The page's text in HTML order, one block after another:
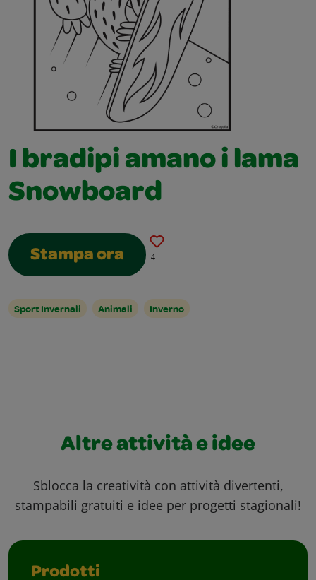
I bradipi amano i lama
Snowboard
Stampa ora 4
Sport Invernali Animali Inverno
Altre attività e idee
Sblocca la creatività con attività divertenti,
stampabili gratuiti e idee per progetti stagionali!
Prodotti